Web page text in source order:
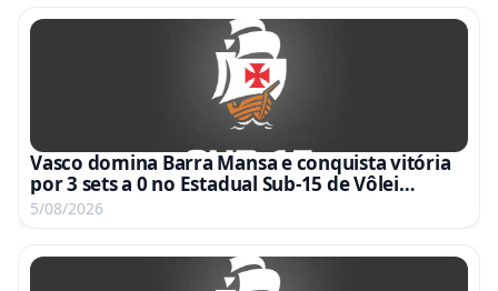
Vasco domina Barra Mansa e conquista vitória
por 3 sets a 0 no Estadual Sub-15 de Vôlei
Feminino
5/08/2026